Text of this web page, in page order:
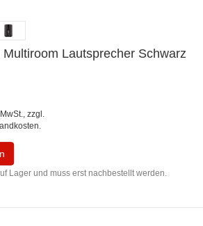
Lautsprecher Schwarz
zzgl.
.
Lager und muss erst nachbestellt werden.